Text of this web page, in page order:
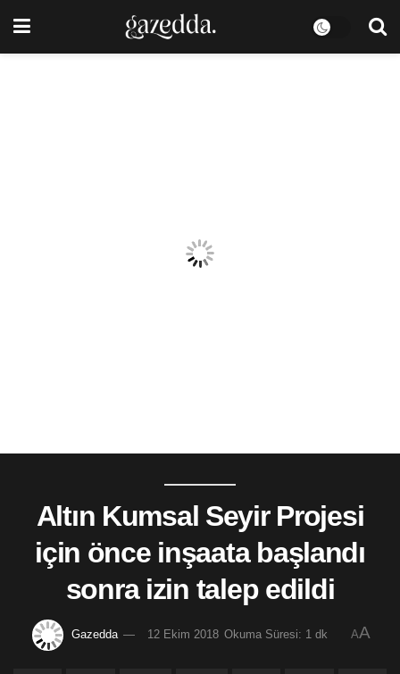
Altın Kumsal Seyir Projesi
için önce inşaata başlandı
sonra izin talep edildi
Gazedda 12 Ekim 2018 Okuma Süresi: 1 dk AA